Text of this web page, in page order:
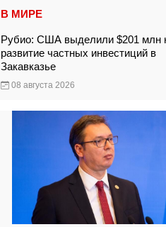
В МИРЕ
Рубио: США выделили $201 млн
развитие частных инвестиций в
Закавказье
08 августа 2026